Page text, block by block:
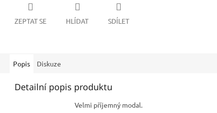
ZEPTAT SE HLÍDAT SDÍLET
Popis Diskuze
Detailní popis produktu
Velmi příjemný modal.